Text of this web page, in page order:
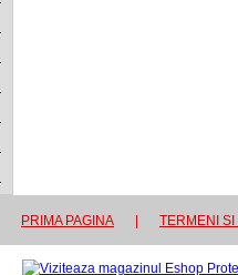
PRIMA PAGINA TERMENI SI